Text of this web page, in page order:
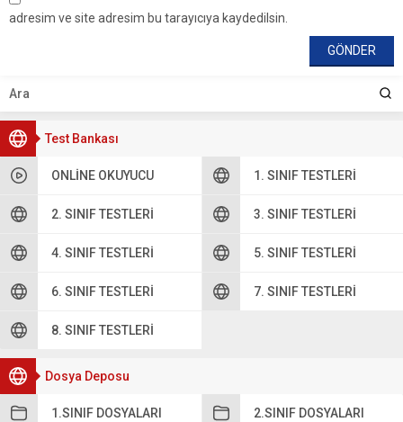
Test Bankası
ONLINE OKUYUCU 1. SINIF TESTLERI
2. SINIF TESTLERI 3. SINIF TESTLERI
4. SINIF TESTLERI 5. SINIF TESTLERI
6. SINIF TESTLERI 7. SINIF TESTLERI
8. SINIF TESTLERI
Dosya Deposu
1.SINIF DOSYALARI 2.SINIF DOSYALARI
adresim ve site adresim bu tarayıcıya kaydedilsin.